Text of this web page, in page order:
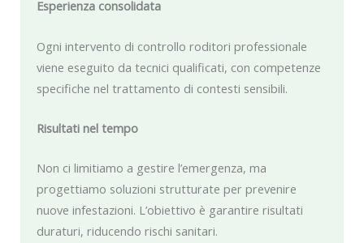
Esperienza consolidata
Ogni intervento di controllo roditori professionale
viene eseguito da tecnici qualificati, con competenze
specifiche nel trattamento di contesti sensibili.
Risultati nel tempo
Non ci limitiamo a gestire l’emergenza, ma
progettiamo soluzioni strutturate per prevenire
nuove infestazioni. L’obiettivo è garantire risultati
duraturi, riducendo rischi sanitari.